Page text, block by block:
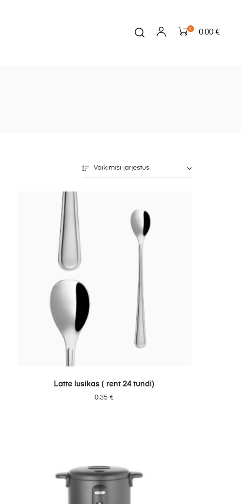
0 0.00 €
Vaikimisi järjestus
LISA PÄRINGUSSE
Latte lusikas ( rent 24 tundi)
0.35€